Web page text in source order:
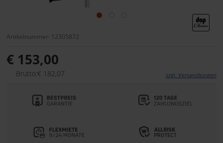
Artikelnummer: 12305872
€ 153,00
Brutto:€ 182,07 zzgl. Versandkosten